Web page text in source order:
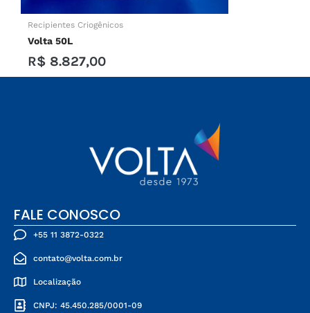
Recipientes Criogênicos
Volta 50L
R$ 8.827,00
FALE CONOSCO
+55 11 3872-0322
contato@volta.com.br
Localização
CNPJ: 45.450.285/0001-09